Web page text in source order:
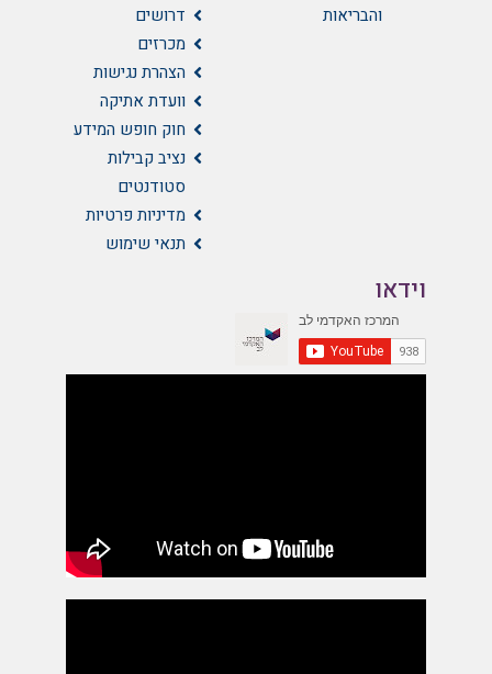
והבריאות
דרושים
מכרזים
הצהרת נגישות
וועדת אתיקה
חוק חופש המידע
נציב קבילות
סטודנטים
מדיניות פרטיות
תנאי שימוש
וידאו